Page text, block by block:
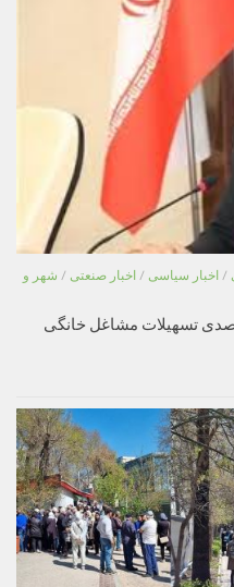
/ اخبار سیاسی / اخبار صنعتی / شهر و
تربت‌حیدریه از رشد ۱۰۰ درصدی تسهیلات مشاغل خانگی